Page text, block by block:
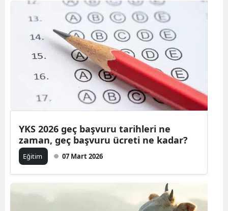
YKS 2026 geç başvuru tarihleri ne
zaman, geç başvuru ücreti ne kadar?
Eğitim 07 Mart 2026